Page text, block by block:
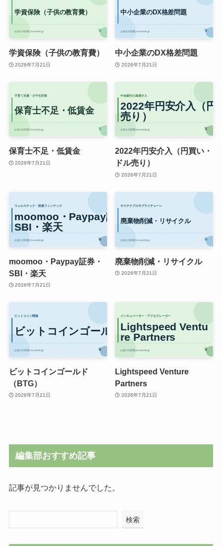
学資保険（子供の教育費）
2026年7月21日
中小企業のDX格差問題
2026年7月21日
保育士不足・低賃金
2026年7月21日
2022年円安介入（円買い・
ドル売り）
2026年7月21日
moomoo・Paypay証券・
SBI・楽天
2026年7月21日
廃棄物削減・リサイクル
2026年7月21日
ビットコインゴールド
（BTG）
2026年7月21日
Lightspeed Venture
Partners
2026年7月21日
編集部おすすめ記事
記事が見つかりませんでした。
検索